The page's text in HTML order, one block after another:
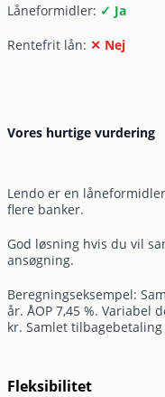
Låneformidler: ✓ Ja
Rentefrit lån: ✕ Nej
Vores hurtige vurdering
Lendo er en
flere banker.
God løsning hvis du vil
ansøgning.
Beregningseksempel:
år. ÅOP 7,45 %. Variabel
kr. Samlet tilbagebetaling
Fleksibilitet